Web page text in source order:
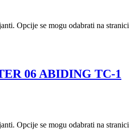
Opcije se mogu odabrati na stranici
06 ABIDING TC-1
Opcije se mogu odabrati na stranici